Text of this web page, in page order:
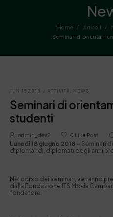
Home / Articoli /
Seminari di
JUN 15 2018 / ATTIVITÀ, NEWS
Seminari di
studenti
admin_dev2 0 Like Post
Lunedì 18 giugno 2018 – Seminari
diplomandi, diplomati degli anni
Nel corso dei seminari, verranno
dalla Fondazione ITS Moda
fondatore.